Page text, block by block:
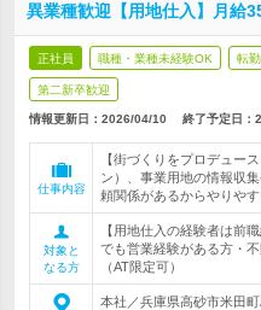
異業種歓迎【用地仕入】月給
正社員 職種・業種未経験OK 転
第二新卒歓迎
情報更新日：2026/04/10 終了予定日：
仕事内容
【街づくりをプロデュー
ン）、事業用地の情報収
頼関係があるからやりや
対象と
なる方
【用地仕入の経験者は前
でも営業経験がある方・
（AT限定可）
本社／兵庫県高砂市米田